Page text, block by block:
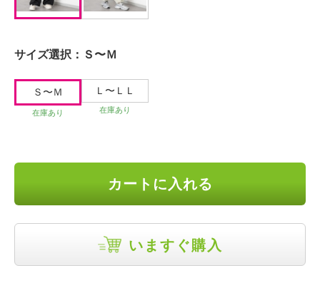
サイズ選択： Ｓ〜Ｍ
Ｓ〜Ｍ
在庫あり
Ｌ〜ＬＬ
在庫あり
カートに入れる
いますぐ購入